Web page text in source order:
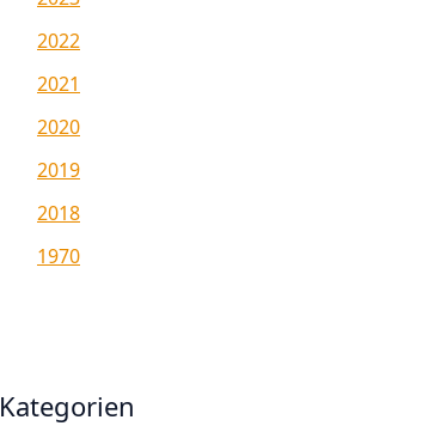
2022
2021
2020
2019
2018
1970
Kategorien